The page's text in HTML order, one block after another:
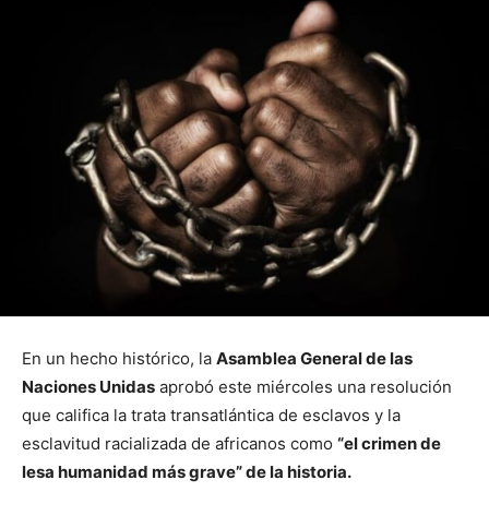
En un hecho histórico, la Asamblea General de las
Naciones Unidas aprobó este miércoles una resolución
que califica la trata transatlántica de esclavos y la
esclavitud racializada de africanos como “el crimen de
lesa humanidad más grave” de la historia.